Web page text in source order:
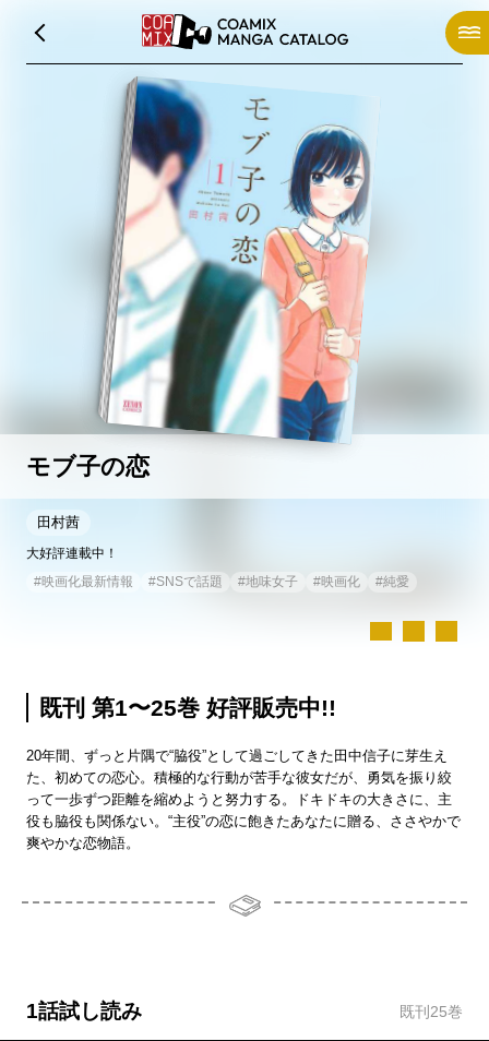
モブ子の恋
田村茜
大好評連載中！
#映画化最新情報 #SNSで話題 #地味女子 #映画化 #純愛
既刊 第1〜25巻 好評販売中!!
20年間、ずっと片隅で“脇役”として過ごしてきた田中信子に芽生え
た、初めての恋心。積極的な行動が苦手な彼女だが、勇気を振り絞
って一歩ずつ距離を縮めようと努力する。ドキドキの大きさに、主
役も脇役も関係ない。“主役”の恋に飽きたあなたに贈る、ささやかで
爽やかな恋物語。
1話試し読み 既刊 25巻